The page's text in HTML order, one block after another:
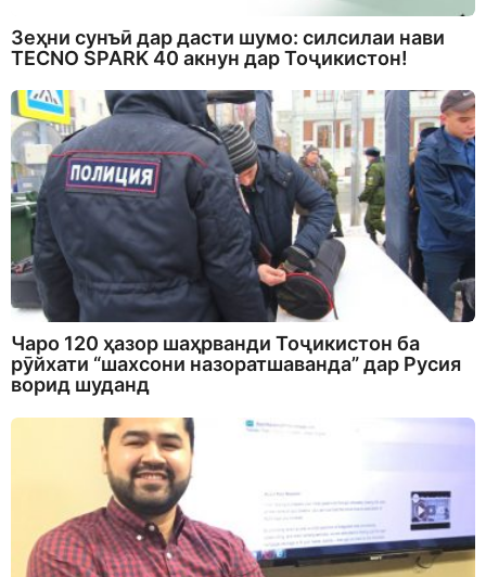
Зеҳни сунъӣ дар дасти шумо: силсилаи нави
TECNO SPARK 40 акнун дар Тоҷикистон!
Чаро 120 ҳазор шаҳрванди Тоҷикистон ба
рӯйхати “шахсони назоратшаванда” дар Русия
ворид шуданд